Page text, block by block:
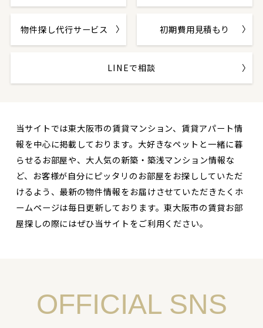
物件探し代行サービス 初期費用見積もり
LINEで相談
当サイトでは東大阪市の賃貸マンション、賃貸アパート情
報を中心に掲載しております。大好きなペットと一緒に暮
らせるお部屋や、大人気の新築・築浅マンション情報な
ど、お客様が自分にピッタリのお部屋をお探ししていただ
けるよう、最新の物件情報をお届けさせていただきたくホ
ームページは毎日更新しております。東大阪市の賃貸お部
屋探しの際にはぜひ当サイトをご利用ください。
OFFICIAL SNS